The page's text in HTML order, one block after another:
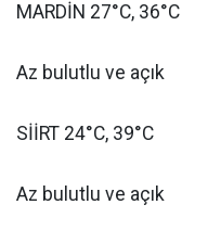
MARDİN 27°C, 36°C
Az bulutlu ve açık
SİİRT 24°C, 39°C
Az bulutlu ve açık